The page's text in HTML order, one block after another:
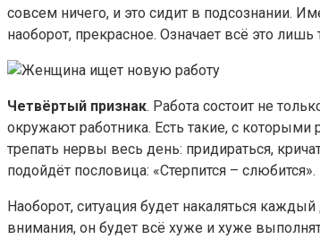
совсем ничего, и это сидит в подсознании.
наоборот, прекрасное. Означает всё это
Четвёртый признак. Работа состоит не
окружают работника. Есть такие, с
трепать нервы весь день: придираться,
подойдёт пословица: «Стерпится – слюбится».
Наоборот, ситуация будет накаляться
внимания, он будет всё хуже и хуже